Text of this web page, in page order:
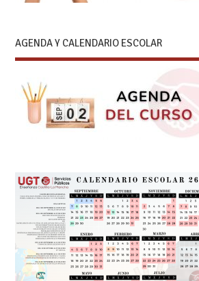
AGENDA Y CALENDARIO ESCOLAR